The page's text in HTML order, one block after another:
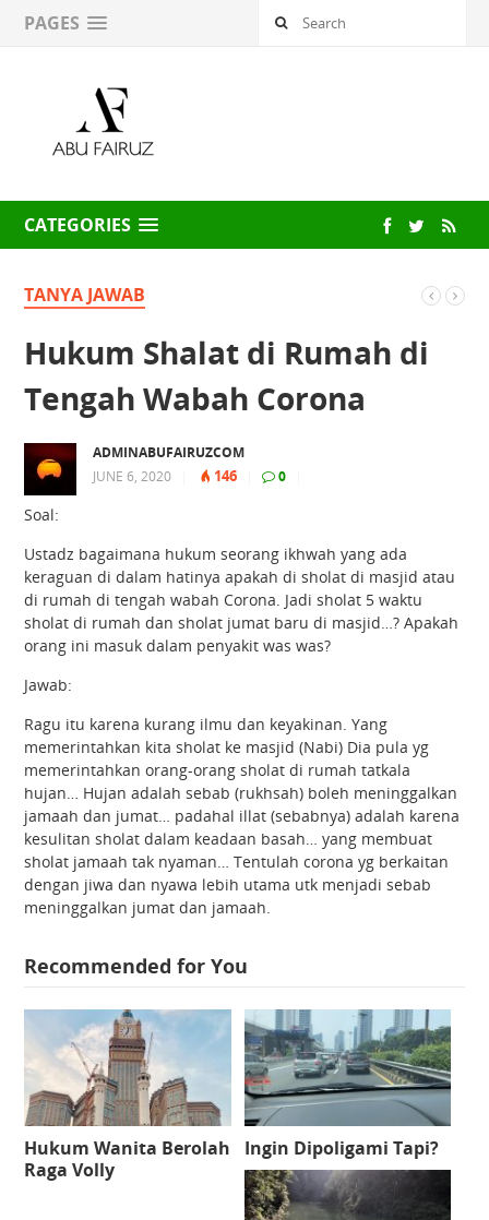
PAGES
CATEGORIES
TANYA JAWAB
Hukum Shalat di Rumah di
Tengah Wabah Corona
ADMINABUFAIRUZCOM
JUNE 6, 2020
146 0
Soal:
Ustadz bagaimana hukum seorang ikhwah yang ada
keraguan di dalam hatinya apakah di sholat di masjid atau
di rumah di tengah wabah Corona. Jadi sholat 5 waktu
sholat di rumah dan sholat jumat baru di masjid…? Apakah
orang ini masuk dalam penyakit was was?
Jawab:
Ragu itu karena kurang ilmu dan keyakinan. Yang
memerintahkan kita sholat ke masjid (Nabi) Dia pula yg
memerintahkan orang-orang sholat di rumah tatkala
hujan… Hujan adalah sebab (rukhsah) boleh meninggalkan
jamaah dan jumat… padahal illat (sebabnya) adalah karena
kesulitan sholat dalam keadaan basah… yang membuat
sholat jamaah tak nyaman… Tentulah corona yg berkaitan
dengan jiwa dan nyawa lebih utama utk menjadi sebab
meninggalkan jumat dan jamaah.
Recommended for You
Hukum Wanita Berolah
Raga Volly
Ingin Dipoligami Tapi?